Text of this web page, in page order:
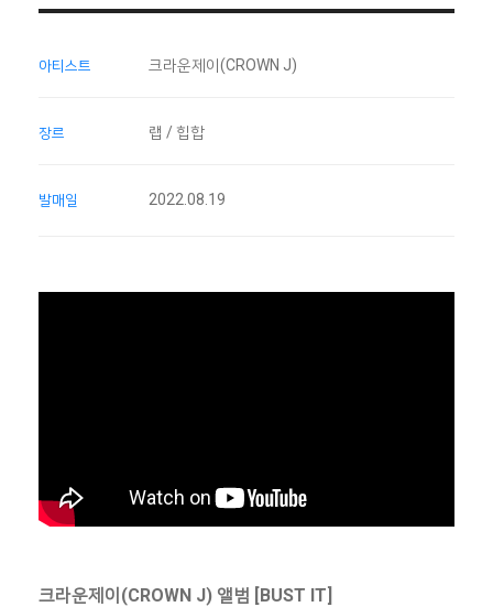
아티스트 크라운제이(CROWN J)
장르 랩 / 힙합
발매일 2022.08.19
크라운제이(CROWN J) 앨범 [BUST IT]